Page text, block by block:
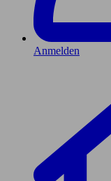
Anmelden